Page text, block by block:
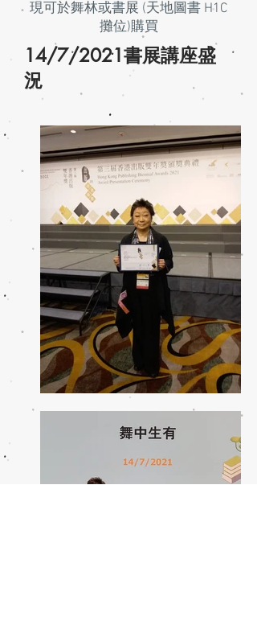
現可於舞林或書展 (天地圖書 H1C
攤位)購買
14/7/2021書展講座盛
況